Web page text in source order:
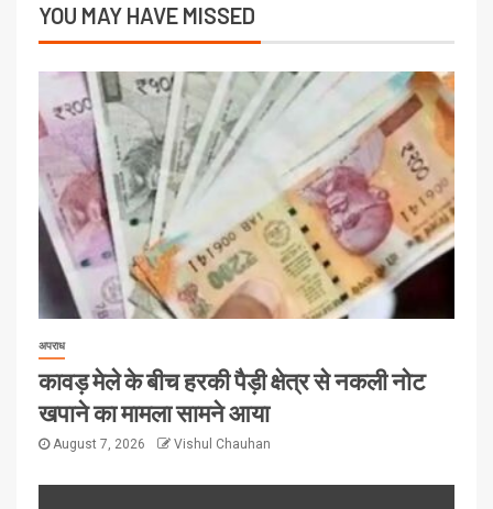
YOU MAY HAVE MISSED
अपराध
कावड़ मेले के बीच हरकी पैड़ी क्षेत्र से नकली नोट
खपाने का मामला सामने आया
August 7, 2026 Vishul Chauhan